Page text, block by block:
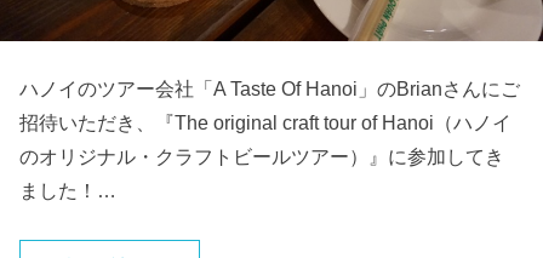
ハノイのツアー会社「A Taste Of Hanoi」のBrianさんにご
招待いただき、『The original craft tour of Hanoi（ハノイ
のオリジナル・クラフトビールツアー）』に参加してき
ました！…